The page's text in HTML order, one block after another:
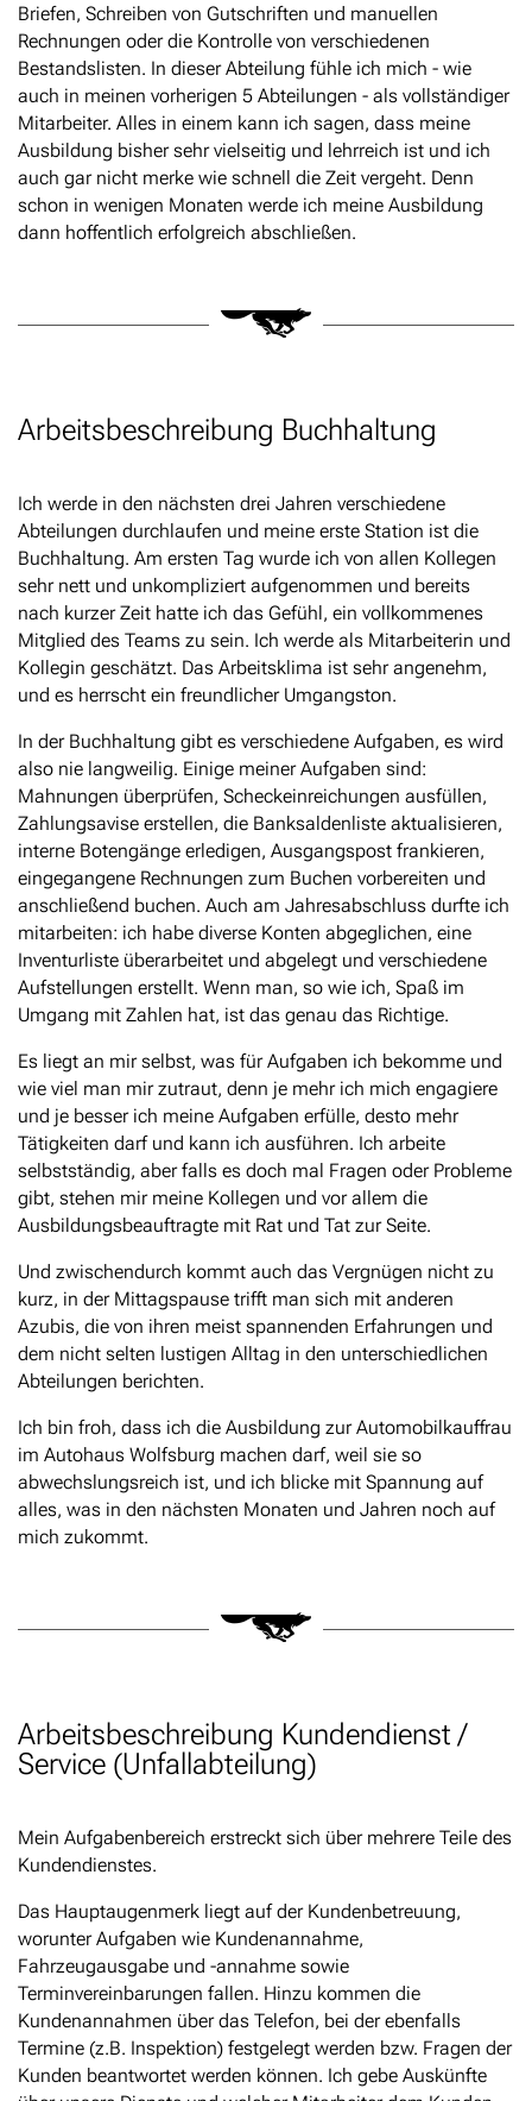
Briefen, Schreiben von Gutschriften und manuellen
Rechnungen oder die Kontrolle von verschiedenen
Bestandslisten. In dieser Abteilung fühle ich mich - wie
auch in meinen vorherigen 5 Abteilungen - als vollständiger
Mitarbeiter. Alles in einem kann ich sagen, dass meine
Ausbildung bisher sehr vielseitig und lehrreich ist und ich
auch gar nicht merke wie schnell die Zeit vergeht. Denn
schon in wenigen Monaten werde ich meine Ausbildung
dann hoffentlich erfolgreich abschließen.
Arbeitsbeschreibung Buchhaltung
Ich werde in den nächsten drei Jahren verschiedene
Abteilungen durchlaufen und meine erste Station ist die
Buchhaltung. Am ersten Tag wurde ich von allen Kollegen
sehr nett und unkompliziert aufgenommen und bereits
nach kurzer Zeit hatte ich das Gefühl, ein vollkommenes
Mitglied des Teams zu sein. Ich werde als Mitarbeiterin und
Kollegin geschätzt. Das Arbeitsklima ist sehr angenehm,
und es herrscht ein freundlicher Umgangston.
In der Buchhaltung gibt es verschiedene Aufgaben, es wird
also nie langweilig. Einige meiner Aufgaben sind:
Mahnungen überprüfen, Scheckeinreichungen ausfüllen,
Zahlungsavise erstellen, die Banksaldenliste aktualisieren,
interne Botengänge erledigen, Ausgangspost frankieren,
eingegangene Rechnungen zum Buchen vorbereiten und
anschließend buchen. Auch am Jahresabschluss durfte ich
mitarbeiten: ich habe diverse Konten abgeglichen, eine
Inventurliste überarbeitet und abgelegt und verschiedene
Aufstellungen erstellt. Wenn man, so wie ich, Spaß im
Umgang mit Zahlen hat, ist das genau das Richtige.
Es liegt an mir selbst, was für Aufgaben ich bekomme und
wie viel man mir zutraut, denn je mehr ich mich engagiere
und je besser ich meine Aufgaben erfülle, desto mehr
Tätigkeiten darf und kann ich ausführen. Ich arbeite
selbstständig, aber falls es doch mal Fragen oder Probleme
gibt, stehen mir meine Kollegen und vor allem die
Ausbildungsbeauftragte mit Rat und Tat zur Seite.
Und zwischendurch kommt auch das Vergnügen nicht zu
kurz, in der Mittagspause trifft man sich mit anderen
Azubis, die von ihren meist spannenden Erfahrungen und
dem nicht selten lustigen Alltag in den unterschiedlichen
Abteilungen berichten.
Ich bin froh, dass ich die Ausbildung zur Automobilkauffrau
im Autohaus Wolfsburg machen darf, weil sie so
abwechslungsreich ist, und ich blicke mit Spannung auf
alles, was in den nächsten Monaten und Jahren noch auf
mich zukommt.
Arbeitsbeschreibung Kundendienst /
Service (Unfallabteilung)
Mein Aufgabenbereich erstreckt sich über mehrere Teile des
Kundendienstes.
Das Hauptaugenmerk liegt auf der Kundenbetreuung,
worunter Aufgaben wie Kundenannahme,
Fahrzeugausgabe und -annahme sowie
Terminvereinbarungen fallen. Hinzu kommen die
Kundenannahmen über das Telefon, bei der ebenfalls
Termine (z.B. Inspektion) festgelegt werden bzw. Fragen der
Kunden beantwortet werden können. Ich gebe Auskünfte